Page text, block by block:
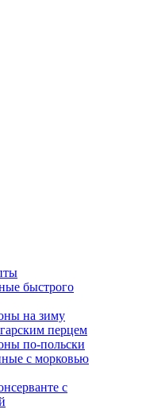
быстрого
на зиму
перцем
по-польски
с морковью
с